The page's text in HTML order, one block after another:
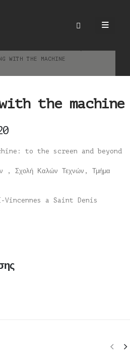
with the
WITH THE MACHINE
the machine
to the screen and beyond
, Σχολή Καλών Τεχνών, Τμήμα
a Saint Denis